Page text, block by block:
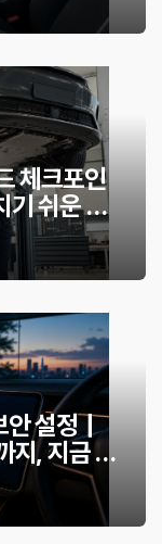
체크포인
기 쉬운 위
안 설정｜
지, 지금 확